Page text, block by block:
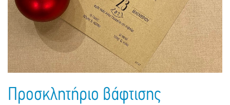
Τετράδια - Φάκελοι
Μπλοκ Ζωγραφικής
Προσκλητήριο βάφτισης